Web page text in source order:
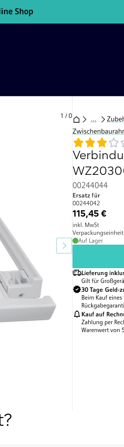
Shop
1 / 0 ...
00244044
Ersatz für
00244042
115,45 €
inkl. MwSt
Auf Lager
Lieferung
Gilt für
30 Tage Geld-
Beim Kauf
Kauf auf
Zahlung per
Warenwert von